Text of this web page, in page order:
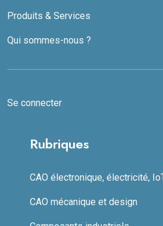
Produits & Services
Qui sommes-nous ?
Se connecter
Rubriques
CAO électronique, électricité,
CAO mécanique et design